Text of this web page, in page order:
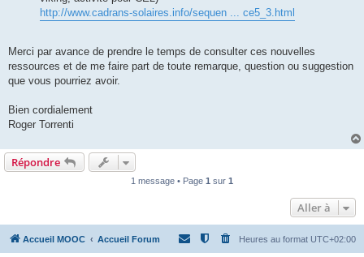
http://www.cadrans-solaires.info/sequen ... ce5_3.html
Merci par avance de prendre le temps de consulter ces nouvelles
ressources et de me faire part de toute remarque, question ou suggestion
que vous pourriez avoir.
Bien cordialement
Roger Torrenti
Répondre
1 message • Page 1 sur 1
Aller à
Accueil MOOC Accueil Forum Heures au format UTC+02:00